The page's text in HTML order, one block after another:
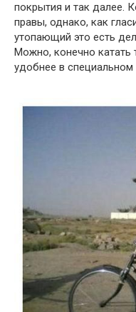
покрытия и так далее.
правы, однако, как
утопающий это есть
Можно, конечно катать
удобнее в